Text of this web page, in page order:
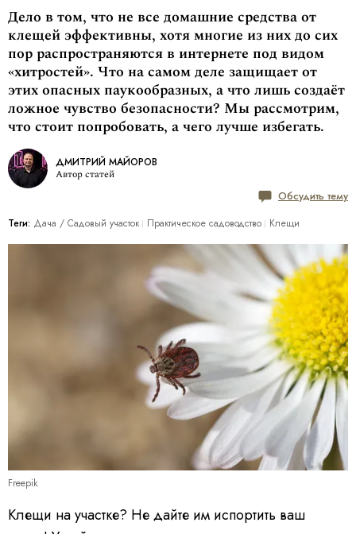
Дело в том, что не все домашние средства от
клещей эффективны, хотя многие из них до сих
пор распространяются в интернете под видом
«хитростей». Что на самом деле защищает от
этих опасных паукообразных, а что лишь создаёт
ложное чувство безопасности? Мы рассмотрим,
что стоит попробовать, а чего лучше избегать.
ДМИТРИЙ МАЙОРОВ
Автор статей
Обсудить тему
Теги: Дача / Cадовый участок Практическое садоводство Клещи
Freepik
Клещи на участке? Не дайте им испортить ваш